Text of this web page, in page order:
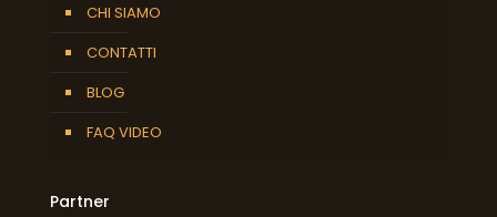
CHI SIAMO
CONTATTI
BLOG
FAQ VIDEO
Partner